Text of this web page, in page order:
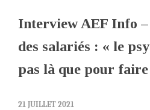
Interview AEF Info –
des salariés : « le
pas là que pour
21 JUILLET 2021